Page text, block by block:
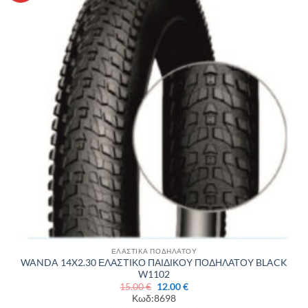
ΕΛΑΣΤΙΚΑ ΠΟΔΗΛΑΤΟΥ
WANDA 14X2.30 ΕΛΑΣΤΙΚΟ ΠΑΙΔΙΚΟΥ ΠΟΔΗΛΑΤΟΥ BLACK
W1102
15.00€ Original
price
was:
12.00€Η
Κωδ:8698